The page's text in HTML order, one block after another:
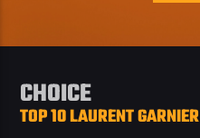
CHOICE
TOP 10 LAURENT GARNIER